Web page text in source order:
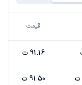
قیمت
91.16 ت
91.50 ت